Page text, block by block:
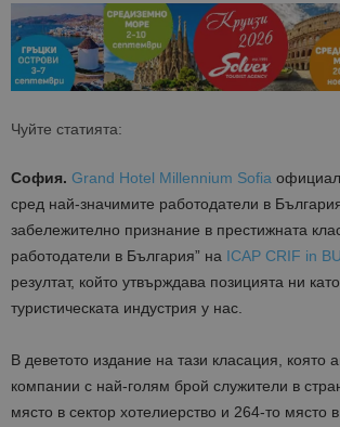
Чуйте статията:
София. Grand Hotel Millennium Sofia
сред най-значимите работодатели в
забележително признание в престижната
работодатели в България” на ICAP CRIF in
резултат, който утвърждава позицията ни
туристическата индустрия у нас.
В деветото издание на тази класация, която
компании с най-голям брой служители в
място в сектор хотелиерство и 264-то място